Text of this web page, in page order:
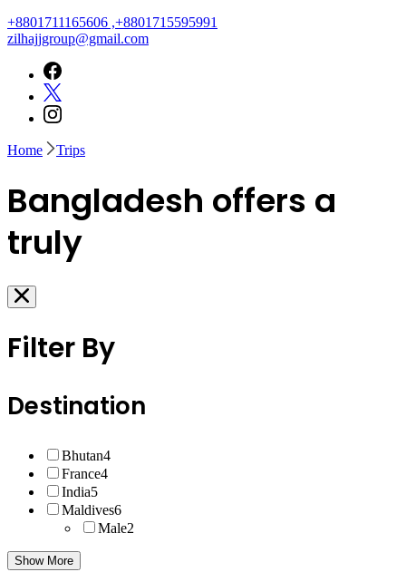
+8801711165606 ,+8801715595991
zilhajjgroup@gmail.com
Home Trips
Bangladesh offers a
truly
Filter By
Destination
Bhutan4
France4
India5
Maldives6
Male2
Show More